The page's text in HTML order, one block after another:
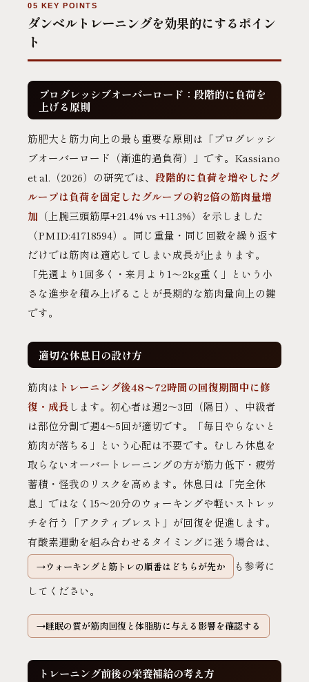
05 KEY POINTS
ダンベルトレーニングを効果的にするポイン
ト
プログレッシブオーバーロード：段階的に負荷を
上げる原則
筋肥大と筋力向上の最も重要な原則は「プログレッシ
ブオーバーロード（漸進的過負荷）」です。Kassiano
et al.（2026）の研究では、 段階的に負荷を増やしたグ
ループは負荷を固定したグループの約2倍の筋肉量増
加 （上腕三頭筋厚+21.4% vs +11.3%）を示しました
（PMID:41718594）。同じ重量・同じ回数を繰り返す
だけでは筋肉は適応してしまい成長が止まります。
「先週より1回多く・来月より1〜2kg重く」という小
さな進歩を積み上げることが長期的な筋肉量向上の鍵
です。
適切な休息日の設け方
筋肉は トレーニング後48〜72時間の回復期間中に修
復・成長 します。初心者は週2〜3回（隔日）、中級者
は部位分割で週4〜5回が適切です。「毎日やらないと
筋肉が落ちる」という心配は不要です。むしろ休息を
取らないオーバートレーニングの方が筋力低下・疲労
蓄積・怪我のリスクを高めます。休息日は「完全休
息」ではなく15〜20分のウォーキングや軽いストレッ
チを行う「アクティブレスト」が回復を促進します。
有酸素運動を組み合わせるタイミングに迷う場合は、
ウォーキングと筋トレの順番はどちらが先か
も参考に
してください。
睡眠の質が筋肉回復と体脂肪に与える影響を確認する
トレーニング前後の栄養補給の考え方